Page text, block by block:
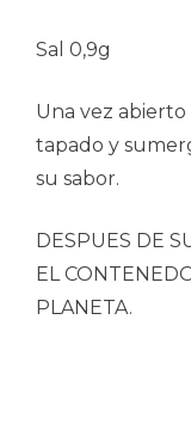
Sal 0,9g
Una vez
tapado y
su sabor.
DESPUES DE
EL
PLANETA.